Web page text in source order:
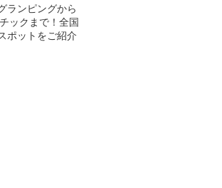
ランピングから
ックまで！全国
ポットをご紹介